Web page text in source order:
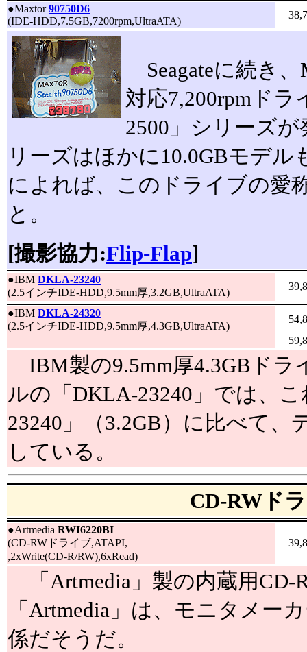
●Maxtor90750D6
(IDE-HDD,7.5GB,7200rpm,UltraATA)
Seagateに続き
対応7,200rpmドラ
2500」シリーズ
リーズはほかに10.0GBモデル
によれば、このドライブの愛
と。
[撮影協力:Flip-Flap]
●IBM DKLA-23240
(2.5インチIDE-HDD,9.5mm厚,3.2GB,UltraATA)
●IBM DKLA-24320
(2.5インチIDE-HDD,9.5mm厚,4.3GB,UltraATA)
IBM製の9.5mm厚4.3GBドラ
ルの「DKLA-23240」では、
23240」（3.2GB）に比べて、
している。
CD-RWド
●Artmedia RWI6220BI
(CD-RWドライブ,ATAPI,
,2xWrite(CD-R/RW),6xRead)
「Artmedia」製の内蔵用CD-
「Artmedia」は、モニタメー
係だそうだ。